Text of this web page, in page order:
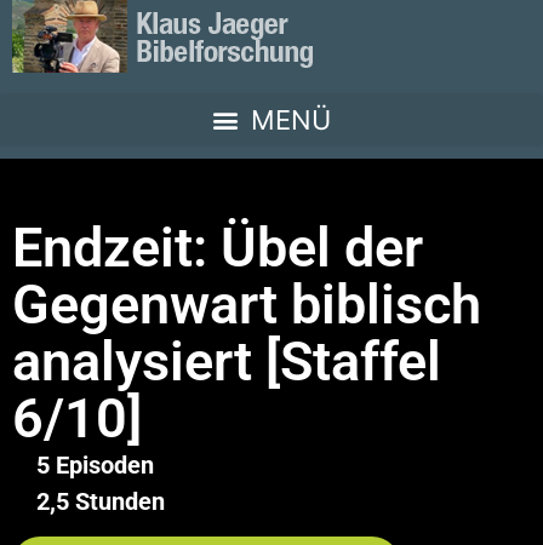
Endzeit: Übel der
Gegenwart biblisch
analysiert [Staffel
6/10]
5 Episoden
2,5 Stunden